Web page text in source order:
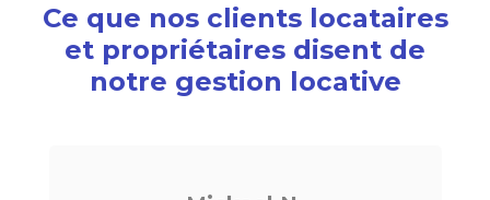
Ce que nos clients locataires
et propriétaires disent de
notre gestion locative